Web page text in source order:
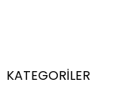
KATEGORİLER